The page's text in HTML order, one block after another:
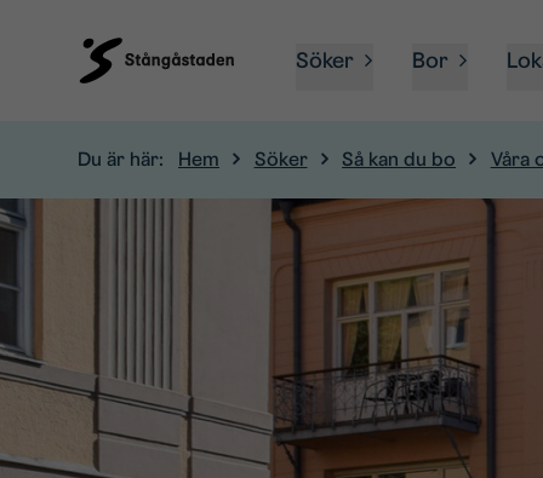
Söker Bor
Du är här: Hem Söker Så kan du bo Våra